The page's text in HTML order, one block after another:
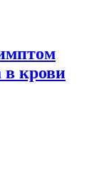
в крови